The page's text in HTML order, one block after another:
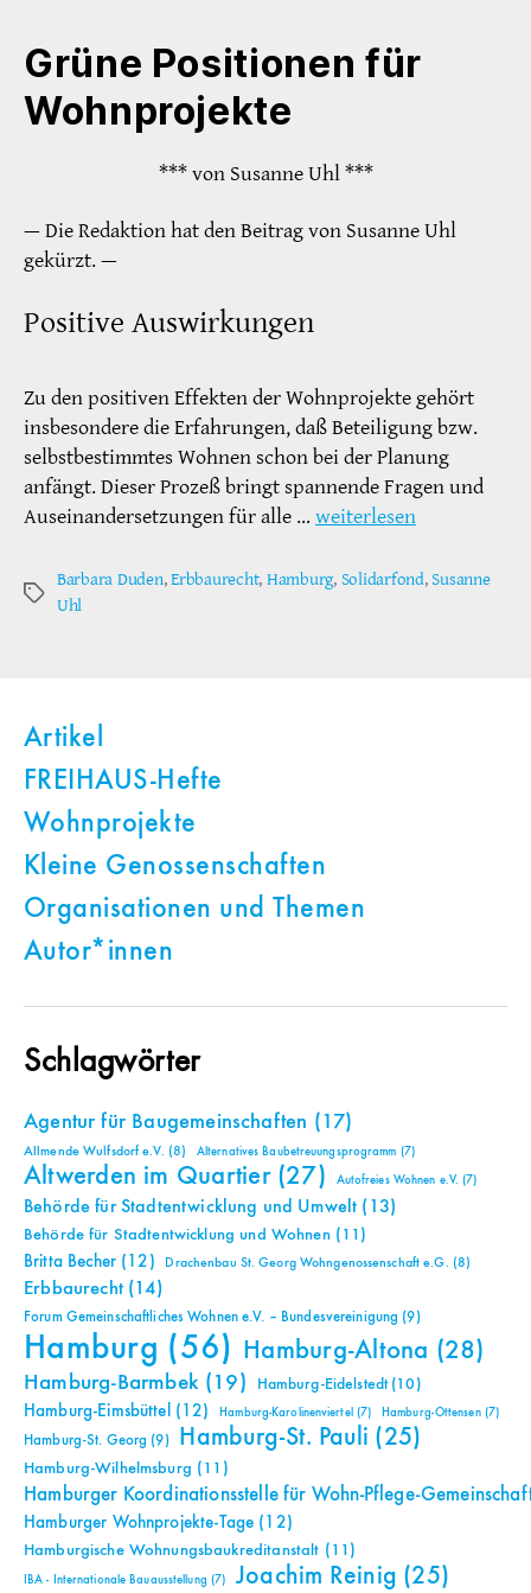
Grüne Positionen für
Wohnprojekte
*** von Susanne Uhl ***
— Die Redaktion hat den Beitrag von Susanne Uhl
gekürzt. —
Positive Auswirkungen
Zu den positiven Effekten der Wohnprojekte gehört
insbesondere die Erfahrungen, daß Beteiligung bzw.
selbstbestimmtes Wohnen schon bei der Planung
anfängt. Dieser Prozeß bringt spannende Fragen und
Auseinandersetzungen für alle … weiterlesen
Schlagwörter
Barbara Duden,Erbbaurecht, Hamburg, Solidarfond,Susanne
Uhl
Artikel
FREIHAUS-Hefte
Wohnprojekte
Kleine Genossenschaften
Organisationen und Themen
Autor*innen
Schlagwörter
Agentur für Baugemeinschaften (17)
Allmende Wulfsdorf e.V. (8) Alternatives Baubetreuungsprogramm (7)
Altwerden im Quartier(27) Autofreies Wohnen e.V. (7)
Behörde für Stadtentwicklung und Umwelt (13)
Behörde für Stadtentwicklung und Wohnen(11)
Britta Becher(12) Drachenbau St. Georg Wohngenossenschaft e.G. (8)
Erbbaurecht(14)
Forum Gemeinschaftliches Wohnen e.V. – Bundesvereinigung (9)
Hamburg (56) Hamburg-Altona (28)
Hamburg-Barmbek(19) Hamburg-Eidelstedt(10)
Hamburg-Eimsbüttel (12) Hamburg-Karolinenviertel (7) Hamburg-Ottensen(7)
Hamburg-St. Georg (9) Hamburg-St. Pauli (25)
Hamburg-Wilhelmsburg (11)
Hamburger Koordinationsstelle für Wohn-Pflege-
Hamburger Wohnprojekte-Tage (12)
Hamburgische Wohnungsbaukreditanstalt (11)
IBA - Internationale Bauausstellung (7) Joachim Reinig (25)